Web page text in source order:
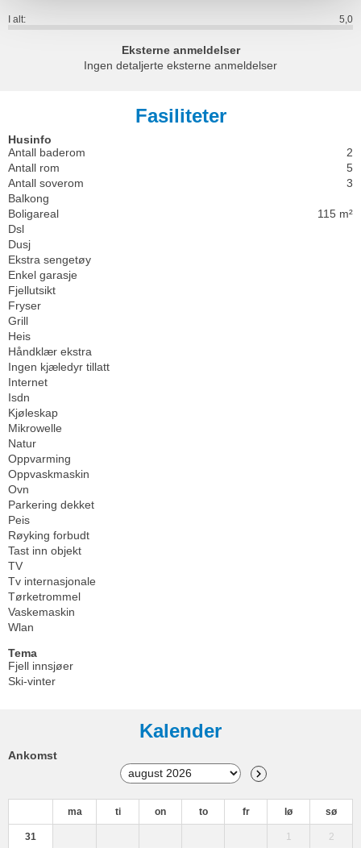
I alt: 5,0
Eksterne anmeldelser
Ingen detaljerte eksterne anmeldelser
Fasiliteter
Husinfo
Antall baderom
2
Antall rom
5
Antall soverom
3
Balkong
Boligareal
115 m²
Dsl
Dusj
Ekstra sengetøy
Enkel garasje
Fjellutsikt
Fryser
Grill
Heis
Håndklær ekstra
Ingen kjæledyr tillatt
Internet
Isdn
Kjøleskap
Mikrowelle
Natur
Oppvarming
Oppvaskmaskin
Ovn
Parkering dekket
Peis
Røyking forbudt
Tast inn objekt
TV
Tv internasjonale
Tørketrommel
Vaskemaskin
Wlan
Tema
Fjell innsjøer
Ski-vinter
Kalender
Ankomst
ma ti on to fr lø sø
31 1 2